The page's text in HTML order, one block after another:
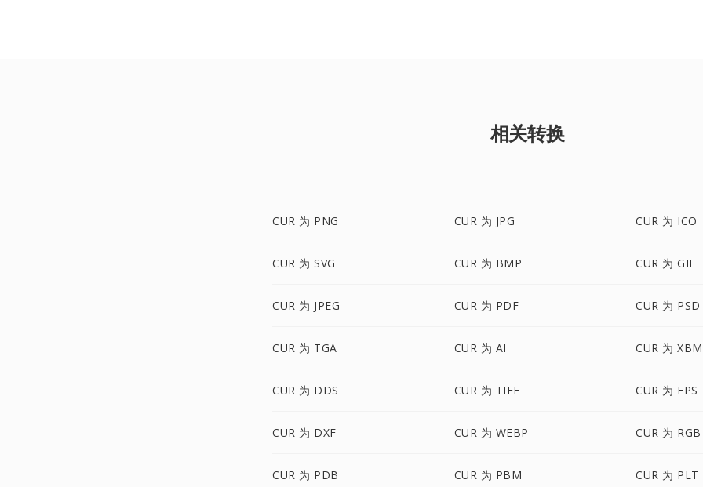
相关转换
CUR 为 PNG CUR 为 JPG CUR 为 ICO
CUR 为 SVG CUR 为 BMP CUR 为 GIF
CUR 为 JPEG CUR 为 PDF CUR 为 PSD
CUR 为 TGA CUR 为 AI CUR 为 XBM
CUR 为 DDS CUR 为 TIFF CUR 为 EPS
CUR 为 DXF CUR 为 WEBP CUR 为 RGB
CUR 为 PDB CUR 为 PBM CUR 为 PLT